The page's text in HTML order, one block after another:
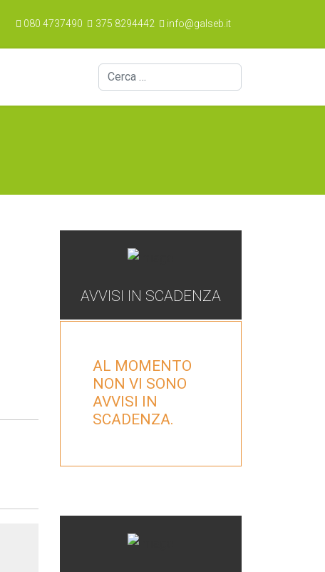
080 4737490 375 8294442 info@galseb.it
Cerca
AVVISI IN SCADENZA
AL MOMENTO
NON VI SONO
AVVISI IN
SCADENZA.